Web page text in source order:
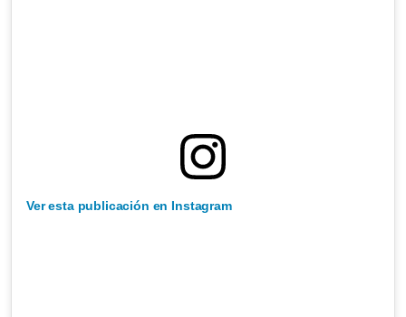
Ver esta publicación en Instagram